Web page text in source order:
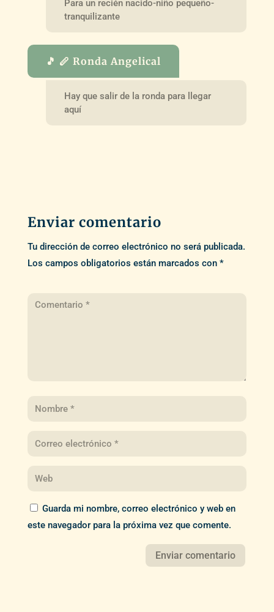
Para un recién nacido-niño pequeño-
tranquilizante
🎵 🪈 Ronda Angelical
Hay que salir de la ronda para llegar
aquí
Enviar comentario
Tu dirección de correo electrónico no será publicada.
Los campos obligatorios están marcados con *
Guarda mi nombre, correo electrónico y web en
este navegador para la próxima vez que comente.